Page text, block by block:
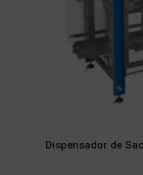
Dispensador de